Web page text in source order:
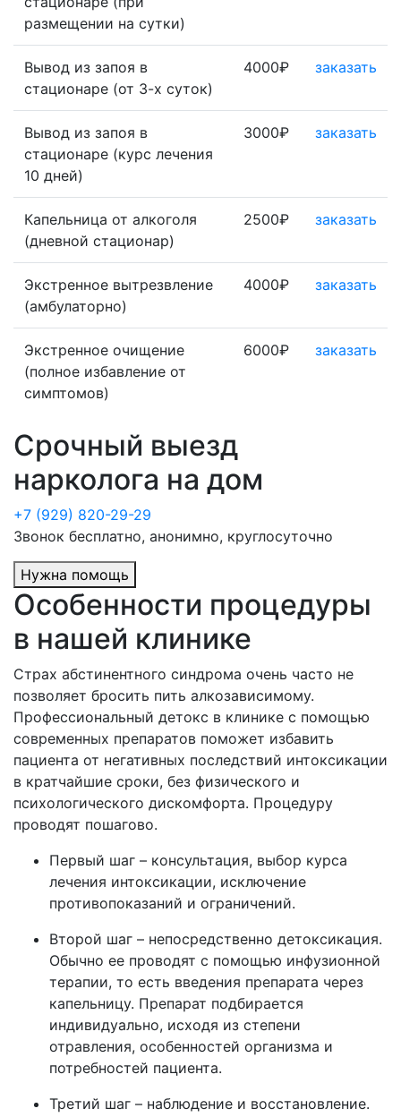
размещении на сутки)
Вывод из запоя в
стационаре (от 3-х суток)
4000₽ заказать
Вывод из запоя в
стационаре (курс лечения
10 дней)
3000₽ заказать
Капельница от алкоголя
(дневной стационар)
2500₽ заказать
Экстренное вытрезвление
(амбулаторно)
4000₽ заказать
Экстренное очищение
(полное избавление от
симптомов)
6000₽ заказать
Срочный выезд
нарколога на дом
+7 (929) 820-29-29
Звонок бесплатно, анонимно, круглосуточно
Нужна помощь
Особенности процедуры
в нашей клинике
Страх абстинентного синдрома очень часто не
позволяет бросить пить алкозависимому.
Профессиональный детокс в клинике с помощью
современных препаратов поможет избавить
пациента от негативных последствий интоксикации
в кратчайшие сроки, без физического и
психологического дискомфорта. Процедуру
проводят пошагово.
Первый шаг – консультация, выбор курса
лечения интоксикации, исключение
противопоказаний и ограничений.
Второй шаг – непосредственно детоксикация.
Обычно ее проводят с помощью инфузионной
терапии, то есть введения препарата через
капельницу. Препарат подбирается
индивидуально, исходя из степени
отравления, особенностей организма и
потребностей пациента.
Третий шаг – наблюдение и восстановление.